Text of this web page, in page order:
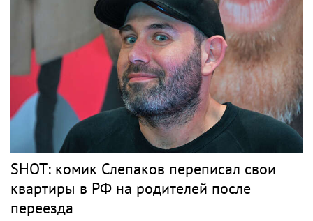
SHOT: комик Слепаков переписал свои
квартиры в РФ на родителей после
переезда